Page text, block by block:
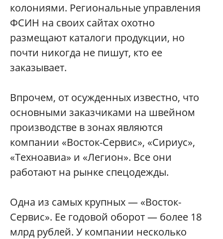
колониями. Региональные управления
ФСИН на своих сайтах охотно
размещают каталоги продукции, но
почти никогда не пишут, кто ее
заказывает.
Впрочем, от осужденных известно, что
основными заказчиками на швейном
производстве в зонах являются
компании «Восток-Сервис», «Сириус»,
«Техноавиа» и «Легион». Все они
работают на рынке спецодежды.
Одна из самых крупных — «Восток-
Сервис». Ее годовой оборот — более 18
млрд рублей. У компании несколько